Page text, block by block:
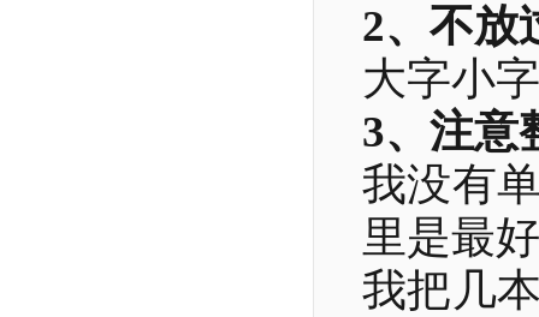
2、不放
大字小
3、注意
我没有
里是最
我把几